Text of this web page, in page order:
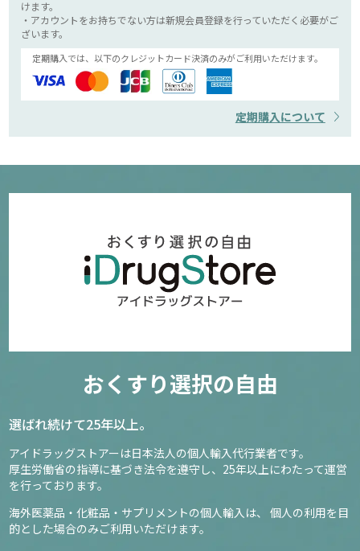
けます。
・アカウントをお持ちでない方は新規会員登録を行っていただく必要がご
ざいます。
定期購入では、以下のクレジットカード決済のみがご利用いただけます。
定期購入について
おくすり選択の自由
選ばれ続けて25年以上。
アイドラッグストアーは日本法人の個人輸入代行業者です。
厚生労働省の指導に基づき法令を遵守し、 25年以上にわたって運営
を行っております。
海外医薬品・化粧品・サプリメントの個人輸入は、
個人の利用を目
的とした場合のみご利用いただけます。